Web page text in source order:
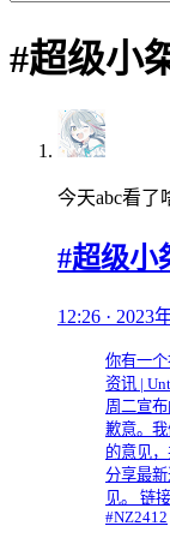
#超级小
今天abc看了
#超级小
12:26 · 2023
你有一
资讯 |
周二宣
歉意。
的意见
分享最
见。 链
#NZ2412